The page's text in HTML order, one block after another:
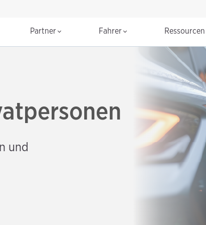
Partner Fahrer
und